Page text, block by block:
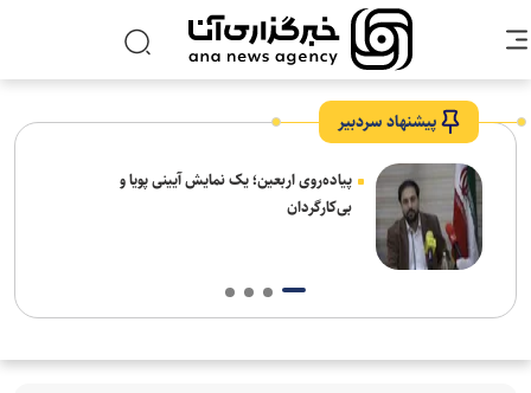
پیشنهاد سردبیر
پیاده‌روی اربعین؛ یک نمایش آیینی پویا و
بی‌کارگردان